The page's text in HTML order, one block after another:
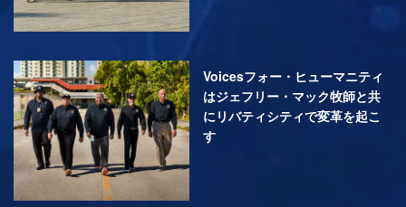
Voicesフォー・ヒューマニティ
はジェフリー・マック牧師と共
にリバティシティで変革を起こ
す